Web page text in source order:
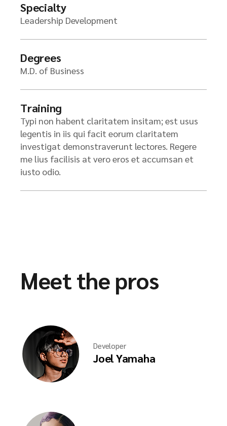
Specialty
Leadership Development
Degrees
M.D. of Business
Training
Typi non habent claritatem insitam; est usus
legentis in iis qui facit eorum claritatem
investigat demonstraverunt lectores. Regere
me lius facilisis at vero eros et accumsan et
iusto odio.
Meet the pros
Developer
Joel Yamaha